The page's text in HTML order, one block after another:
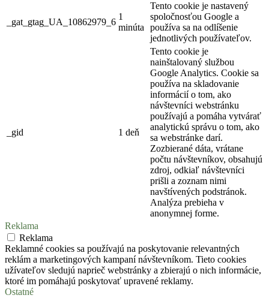
_gat_gtag_UA_10862979_6
1
minúta
Tento cookie je nastavený
spoločnosťou Google a
používa sa na odlíšenie
jednotlivých používateľov.
_gid 1 deň
Tento cookie je
nainštalovaný službou
Google Analytics. Cookie sa
používa na skladovanie
informácií o tom, ako
návštevníci webstránku
používajú a pomáha vytvárať
analytickú správu o tom, ako
sa webstránke darí.
Zozbierané dáta, vrátane
počtu návštevníkov, obsahujú
zdroj, odkiaľ návštevníci
prišli a zoznam nimi
navštívených podstránok.
Analýza prebieha v
anonymnej forme.
Reklama
Reklama
Reklamné cookies sa používajú na poskytovanie relevantných
reklám a marketingových kampaní návštevníkom. Tieto cookies
užívateľov sledujú naprieč webstránky a zbierajú o nich informácie,
ktoré im pomáhajú poskytovať upravené reklamy.
Ostatné